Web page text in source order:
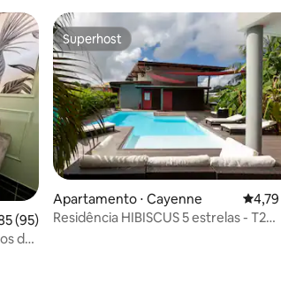
de uma avaliação média de 5, 95 avaliações
(95)
do
Superhost
Superhost
Apartamento ⋅ Cayenne 4,79
Residência HIBISCUS 5 estrelas - T2